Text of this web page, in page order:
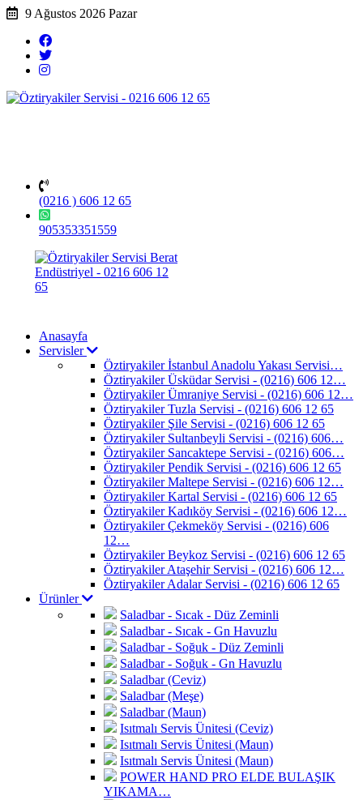
9 Ağustos 2026 Pazar
(0216 ) 606 12 65
905353351559
Anasayfa
Servisler
Öztiryakiler İstanbul Anadolu Yakası Servisi…
Öztiryakiler Üsküdar Servisi - (0216) 606 12…
Öztiryakiler Ümraniye Servisi - (0216) 606 12…
Öztiryakiler Tuzla Servisi - (0216) 606 12 65
Öztiryakiler Şile Servisi - (0216) 606 12 65
Öztiryakiler Sultanbeyli Servisi - (0216) 606…
Öztiryakiler Sancaktepe Servisi - (0216) 606…
Öztiryakiler Pendik Servisi - (0216) 606 12 65
Öztiryakiler Maltepe Servisi - (0216) 606 12…
Öztiryakiler Kartal Servisi - (0216) 606 12 65
Öztiryakiler Kadıköy Servisi - (0216) 606 12…
Öztiryakiler Çekmeköy Servisi - (0216) 606
12…
Öztiryakiler Beykoz Servisi - (0216) 606 12 65
Öztiryakiler Ataşehir Servisi - (0216) 606 12…
Öztiryakiler Adalar Servisi - (0216) 606 12 65
Ürünler
Saladbar - Sıcak - Düz Zeminli
Saladbar - Sıcak - Gn Havuzlu
Saladbar - Soğuk - Düz Zeminli
Saladbar - Soğuk - Gn Havuzlu
Saladbar (Ceviz)
Saladbar (Meşe)
Saladbar (Maun)
Isıtmalı Servis Ünitesi (Ceviz)
Isıtmalı Servis Ünitesi (Maun)
Isıtmalı Servis Ünitesi (Maun)
POWER HAND PRO ELDE BULAŞIK
YIKAMA…